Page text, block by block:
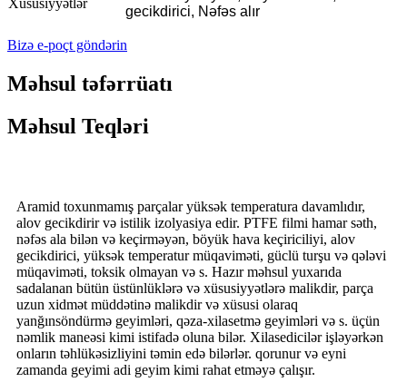
Xüsusiyyətlər
gecikdirici, Nəfəs alır
Bizə e-poçt göndərin
Məhsul təfərrüatı
Məhsul Teqləri
Aramid toxunmamış parçalar yüksək temperatura davamlıdır,
alov gecikdirir və istilik izolyasiya edir. PTFE filmi hamar səth,
nəfəs ala bilən və keçirməyən, böyük hava keçiriciliyi, alov
gecikdirici, yüksək temperatur müqaviməti, güclü turşu və qələvi
müqaviməti, toksik olmayan və s. Hazır məhsul yuxarıda
sadalanan bütün üstünlüklərə və xüsusiyyətlərə malikdir, parça
uzun xidmət müddətinə malikdir və xüsusi olaraq
yanğınsöndürmə geyimləri, qəza-xilasetmə geyimləri və s. üçün
nəmlik maneəsi kimi istifadə oluna bilər. Xilasedicilər işləyərkən
onların təhlükəsizliyini təmin edə bilərlər. qorunur və eyni
zamanda geyimi adi geyim kimi rahat etməyə çalışır.